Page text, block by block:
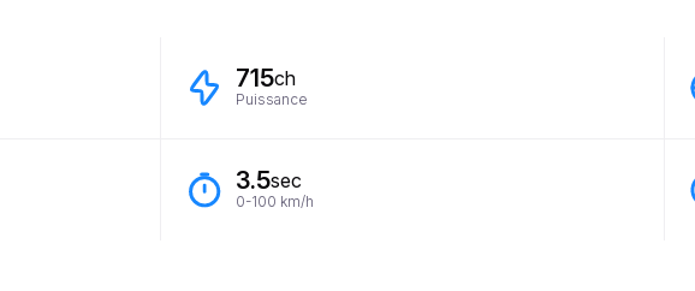
715ch
Puissance
3.5sec
0-100 km/h